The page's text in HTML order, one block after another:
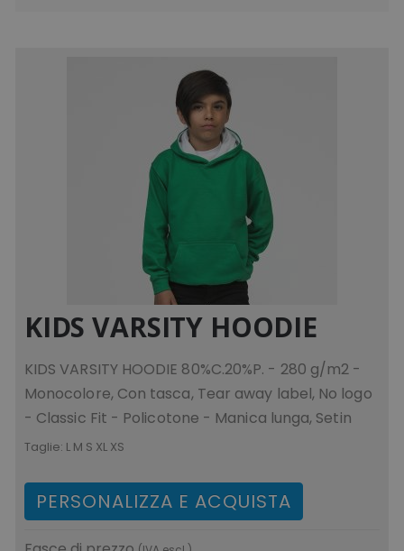
KIDS VARSITY HOODIE
KIDS VARSITY HOODIE 80%C.20%P. - 280 g/m2 -
Monocolore, Con tasca, Tear away label, No logo
- Classic Fit - Policotone - Manica lunga, Setin
Taglie: L M S XL XS
PERSONALIZZA E ACQUISTA
mage-messages
product_data_storage
Adobe Inc.
CookieScriptConsent